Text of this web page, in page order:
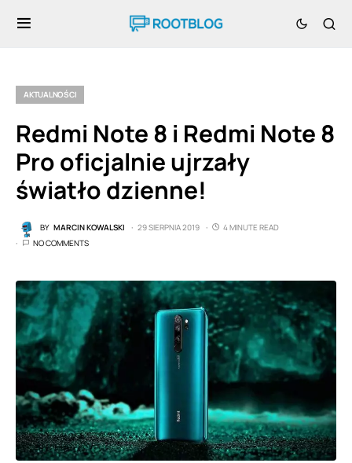
AKTUALNOŚCI
Redmi Note 8 i Redmi Note 8
Pro oficjalnie ujrzały
światło dzienne!
BY MARCIN KOWALSKI 29 SIERPNIA 2019
4 MINUTE READ
NO COMMENTS